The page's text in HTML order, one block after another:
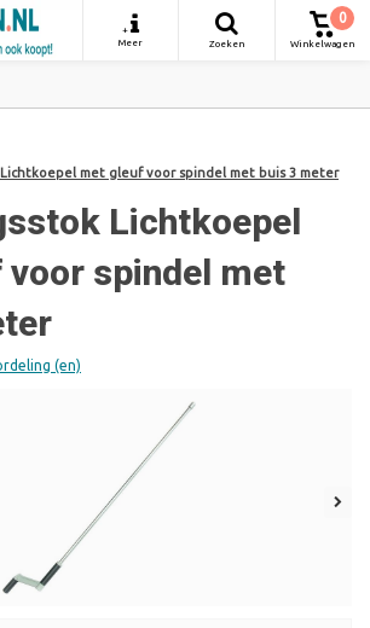
+
Meer
Zoeken
0
Winkelwagen
met gleuf voor spindel met buis 3 meter
Lichtkoepel
voor spindel met
(en)